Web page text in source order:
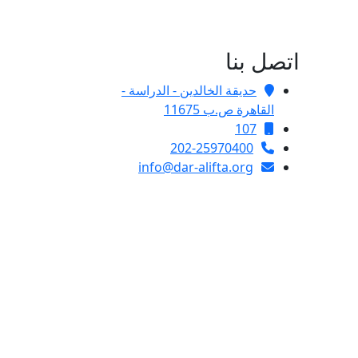
اتصل بنا
حديقة الخالدين - الدراسة -
القاهرة ص.ب 11675
107
202-25970400
info@dar-alifta.org